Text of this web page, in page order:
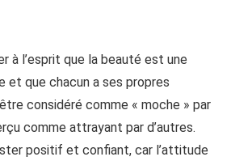
à l’esprit que la beauté est une
et que chacun a ses propres
considéré comme « moche » par
comme attrayant par d’autres.
positif et confiant, car l’attitude